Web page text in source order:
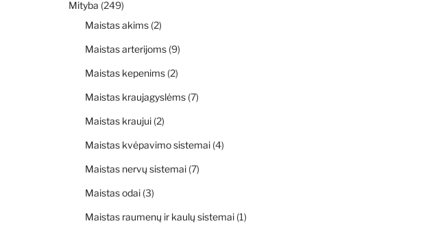
Mityba (249)
Maistas akims(2)
Maistas arterijoms(9)
Maistas kepenims(2)
Maistas kraujagyslėms(7)
Maistas kraujui(2)
Maistas kvėpavimo sistemai(4)
Maistas nervų sistemai(7)
Maistas odai(3)
Maistas raumenų ir kaulų sistemai(1)